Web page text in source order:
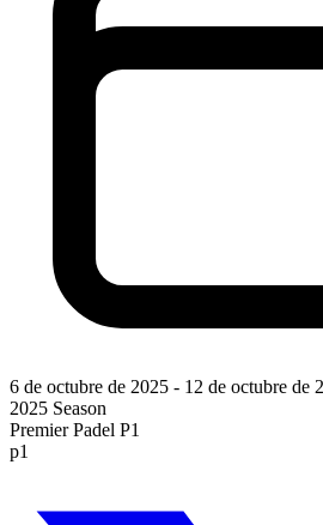
6 de octubre de 2025 - 12 de octubre de
2025 Season
Premier Padel P1
p1